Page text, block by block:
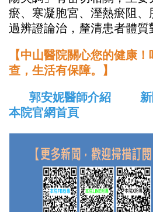
瘀、寒凝胞宮、溼熱瘀阻、
過辨證論治，釐清患者體質
【中山醫院關心您的健康
查，生活有保障。】
郭安妮醫師介紹
本院官網首頁